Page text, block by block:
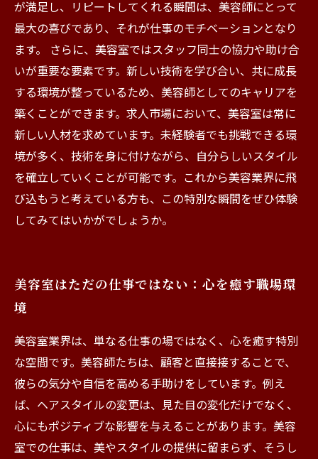
が満足し、リピートしてくれる瞬間は、美容師にとって
最大の喜びであり、それが仕事のモチベーションとなり
ます。 さらに、美容室ではスタッフ同士の協力や助け合
いが重要な要素です。新しい技術を学び合い、共に成長
する環境が整っているため、美容師としてのキャリアを
築くことができます。求人市場において、美容室は常に
新しい人材を求めています。未経験者でも挑戦できる環
境が多く、技術を身に付けながら、自分らしいスタイル
を確立していくことが可能です。これから美容業界に飛
び込もうと考えている方も、この特別な瞬間をぜひ体験
してみてはいかがでしょうか。
美容室はただの仕事ではない：心を癒す職場環
境
美容室業界は、単なる仕事の場ではなく、心を癒す特別
な空間です。美容師たちは、顧客と直接接することで、
彼らの気分や自信を高める手助けをしています。例え
ば、ヘアスタイルの変更は、見た目の変化だけでなく、
心にもポジティブな影響を与えることがあります。美容
室での仕事は、美やスタイルの提供に留まらず、そうし